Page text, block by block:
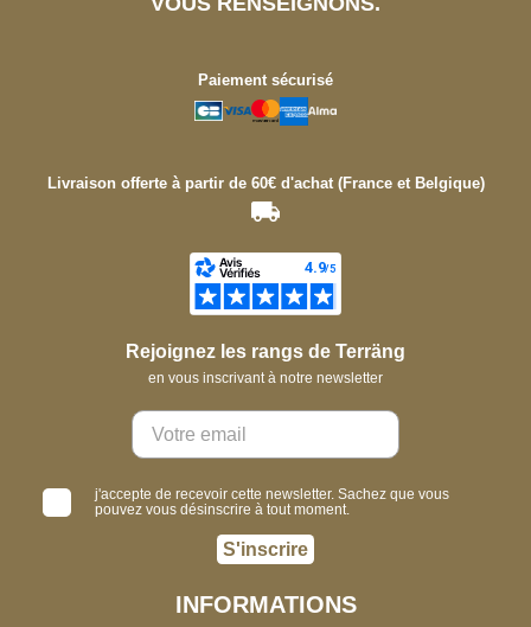
Paiement sécurisé
Livraison offerte à partir de 60€ d'achat (France et Belgique)
Rejoignez les rangs de Terräng
en vous inscrivant à notre newsletter
j'accepte de recevoir cette newsletter. Sachez que vous
pouvez vous désinscrire à tout moment.
S'inscrire
INFORMATIONS